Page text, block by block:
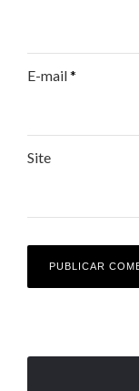
E-mail*
Site